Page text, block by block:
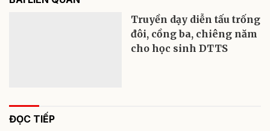
Truyền dạy diễn tấu trống
đôi, cồng ba, chiêng năm
cho học sinh DTTS
ĐỌC TIẾP